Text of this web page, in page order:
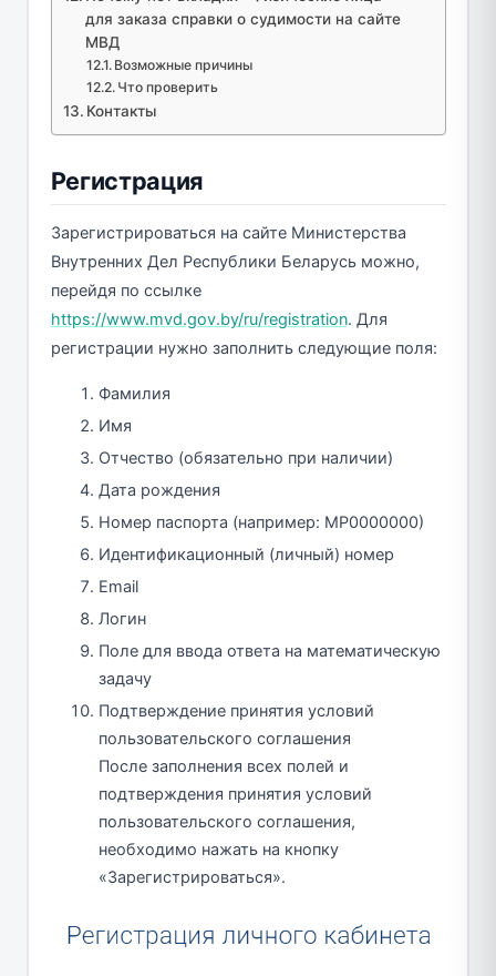
для заказа справки о судимости на сайте
МВД
Возможные причины
Что проверить
Контакты
Регистрация
Зарегистрироваться на сайте Министерства
Внутренних Дел Республики Беларусь можно,
перейдя по ссылке
https://www.mvd.gov.by/ru/registration. Для
регистрации нужно заполнить следующие поля:
Фамилия
Имя
Отчество (обязательно при наличии)
Дата рождения
Номер паспорта (например: МР0000000)
Идентификационный (личный) номер
Email
Логин
Поле для ввода ответа на математическую
задачу
Подтверждение принятия условий
пользовательского соглашения
После заполнения всех полей и
подтверждения принятия условий
пользовательского соглашения,
необходимо нажать на кнопку
«Зарегистрироваться».